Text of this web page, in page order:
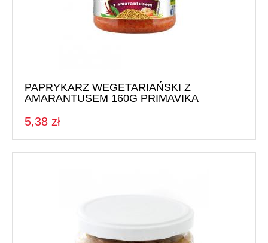
PAPRYKARZ WEGETARIAŃSKI Z
AMARANTUSEM 160G PRIMAVIKA
5,38 zł